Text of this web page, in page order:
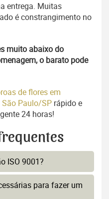
entrega. Muitas
é constrangimento no
muito abaixo do
o barato pode
de flores em
São Paulo/SP rápido e
24 horas!
ISO 9001?
para fazer um